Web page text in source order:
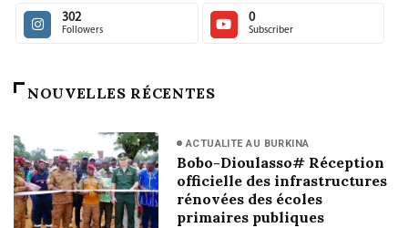
302
Followers
0
Subscriber
NOUVELLES RÉCENTES
ACTUALITE AU BURKINA
Bobo-Dioulasso# Réception
officielle des infrastructures
rénovées des écoles
primaires publiques